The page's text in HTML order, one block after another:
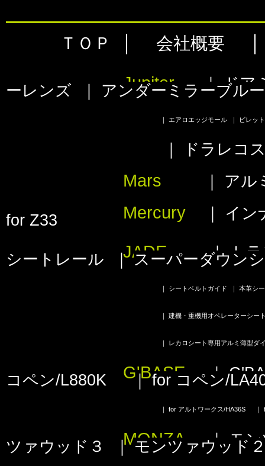
ＴＯＰ ｜ 会社概要
Jupiter ｜ドア
ーレンズ アンダーミラーブル
｜ エアロエッジモール ｜ ビレッ
ドラレコ
Mars アル
Mercury イン
for Z33
JADE｜ ト
シートレール ｜スーパーダウン
｜ シートベルトガイド ｜ 本革シ
｜ 建機・重機用オペレーターシー
｜ レカロシート専用アルミ薄型ダ
G'BASE｜
コペン/L880K ｜for コペン/
｜ for アルトワークス/HA36S ｜
MONZA｜ モ
ツァウッド３ ｜モンツァウッド